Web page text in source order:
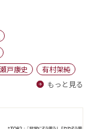
瀬戸康史
有村架純
もっと見る